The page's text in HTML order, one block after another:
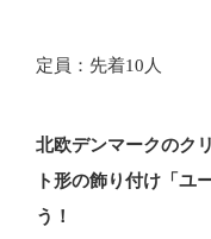
定員：先着10人
北欧デンマークのク
ト形の飾り付け「ユ
う！